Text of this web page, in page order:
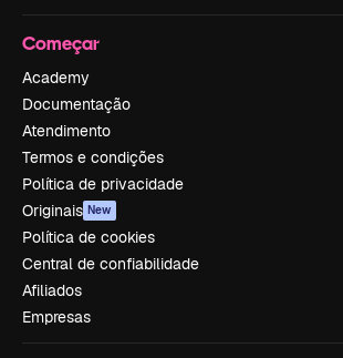
Começar
Academy
Documentação
Atendimento
Termos e condições
Política de privacidade
Originais New
Política de cookies
Central de confiabilidade
Afiliados
Empresas